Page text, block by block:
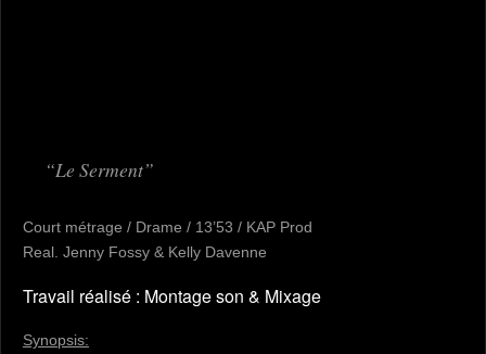
Le Serment
Court métrage / Drame / 13’53 / KAP Prod
Real. Jenny Fossy & Kelly Davenne
Travail réalisé : Montage son & Mixage
Synopsis: